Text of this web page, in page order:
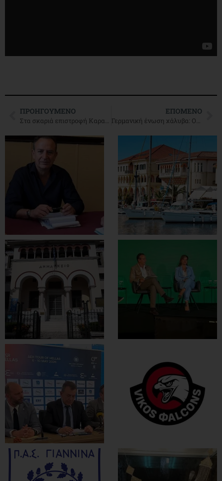
ΠΡΟΗΓΟΎΜΕΝΟ
Στα σκαριά επιστροφή Καραμανλή; Οι φωτογραφίες από τα ελληνοτουρκικά σύνορα
ΕΠΌΜΕΝΟ
Γερμανική ένωση χάλυβα: Οι αμερικανικοί δασμοί επηρεάζουν την ευρωπαϊκή αγορά